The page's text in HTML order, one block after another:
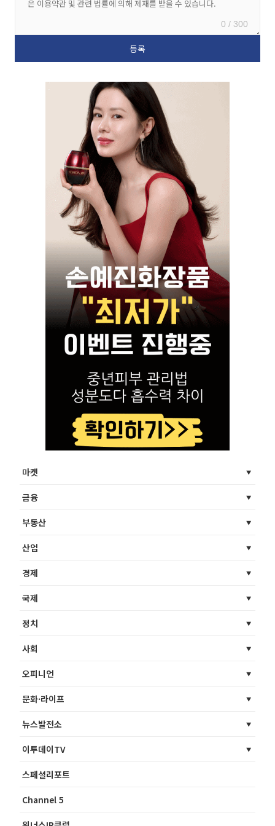
0 / 300
마켓
금융
부동산
산업
경제
국제
정치
사회
오피니언
문화·라이프
뉴스발전소
이투데이TV
스페셜리포트
Channel 5